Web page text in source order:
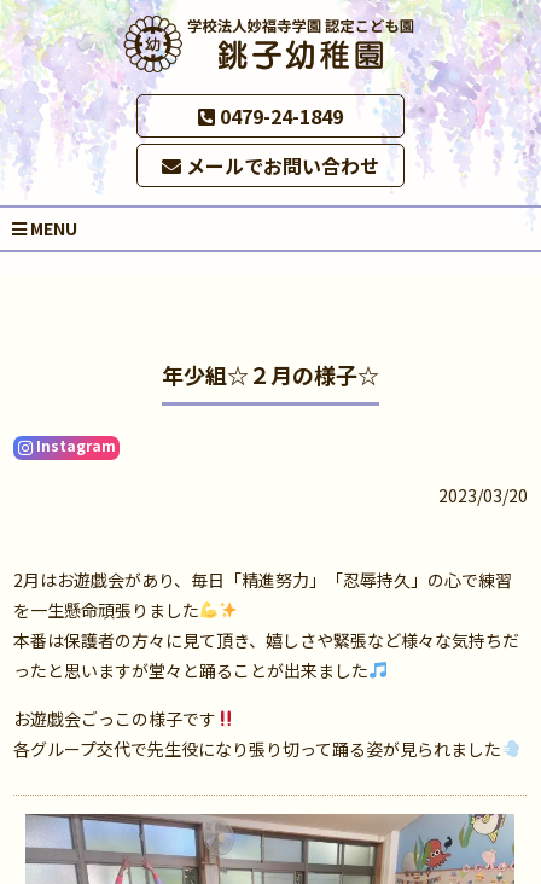
0479-24-1849
メールでお問い合わせ
MENU
年少組☆２月の様子☆
Instagram
2023/03/20
2月はお遊戯会があり、毎日「精進努力」「忍辱持久」の心で練習
を一生懸命頑張りました
本番は保護者の方々に見て頂き、嬉しさや緊張など様々な気持ちだ
ったと思いますが堂々と踊ることが出来ました
お遊戯会ごっこの様子です
各グループ交代で先生役になり張り切って踊る姿が見られました